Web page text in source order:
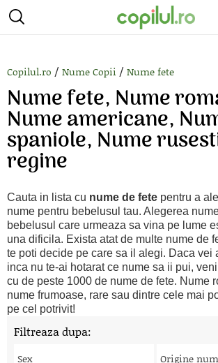
Copilul.ro / Nume Copii / Nume fete
Nume fete, Nume
Nume americane,
spaniole, Nume
regine
Cauta in lista cu nume de fete pentru a
nume pentru bebelusul tau. Alegerea
bebelusul care urmeaza sa vina pe lume
una dificila. Exista atat de multe nume de
te poti decide pe care sa il alegi. Daca vei
inca nu te-ai hotarat ce nume sa ii pui,
cu de peste 1000 de nume de fete. Nume
nume frumoase, rare sau dintre cele mai
pe cel potrivit!
Filtreaza dupa:
Sex Origine